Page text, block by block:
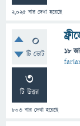
2,025 বার দেখা হয়েছে
0
টি ভোট
3
টি উত্তর
803 বার দেখা হয়েছে
18